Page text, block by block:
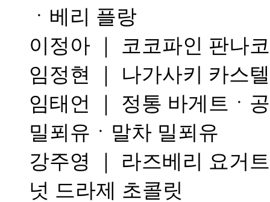
ㆍ베리 플랑
이정아 ｜ 코코파인 판나
임정현 ｜ 나가사키 카스
임태언 ｜ 정통 바게트ㆍ
밀푀유ㆍ말차 밀푀유
강주영 ｜ 라즈베리 요거
넛 드라제 초콜릿